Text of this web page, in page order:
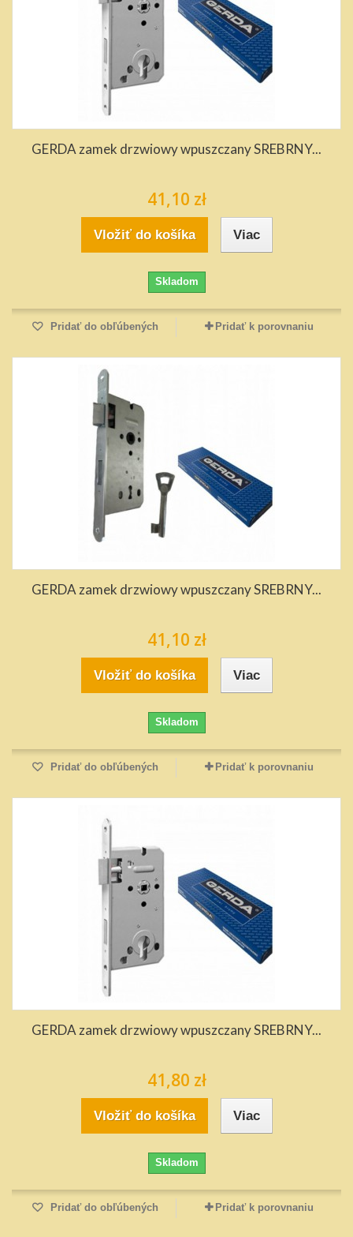
GERDA zamek drzwiowy wpuszczany SREBRNY...
41,10 zł
Vložiť do košíka Viac
Skladom
Pridať do obľúbených Pridať k porovnaniu
GERDA zamek drzwiowy wpuszczany SREBRNY...
41,10 zł
Vložiť do košíka Viac
Skladom
Pridať do obľúbených Pridať k porovnaniu
GERDA zamek drzwiowy wpuszczany SREBRNY...
41,80 zł
Vložiť do košíka Viac
Skladom
Pridať do obľúbených Pridať k porovnaniu